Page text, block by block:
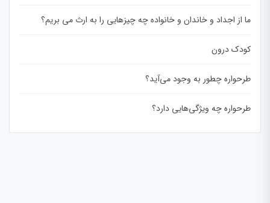
ما از اجداد و خاندان و خانواده چه چیزهایی را به ارث می بریم؟
کودک درون
طرحواره چطور به وجود می‌آید؟
طرحواره چه ویژگی‌هایی دارد؟